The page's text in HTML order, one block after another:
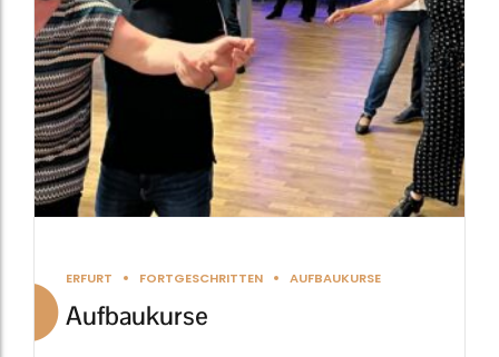
ERFURT FORTGESCHRITTEN AUFBAUKURSE
Aufbaukurse
können
auf
der
Produktseite
gewählt
werden